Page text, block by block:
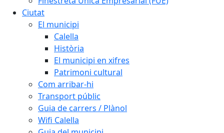
Ciutat
El municipi
Calella
Història
El municipi en xifres
Patrimoni cultural
Com arribar-hi
Transport públic
Guia de carrers / Plànol
Wifi Calella